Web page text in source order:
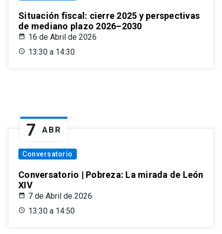
Situación fiscal: cierre 2025 y perspectivas
de mediano plazo 2026–2030
16 de Abril de 2026
13:30 a 14:30
7 ABR
Conversatorio
Conversatorio | Pobreza: La mirada de León
XIV
7 de Abril de 2026
13:30 a 14:50